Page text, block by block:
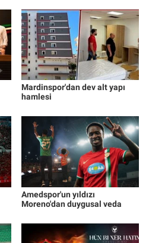
Mardinspor'dan dev alt yapı
hamlesi
Amedspor'un yıldızı
Moreno'dan duygusal veda